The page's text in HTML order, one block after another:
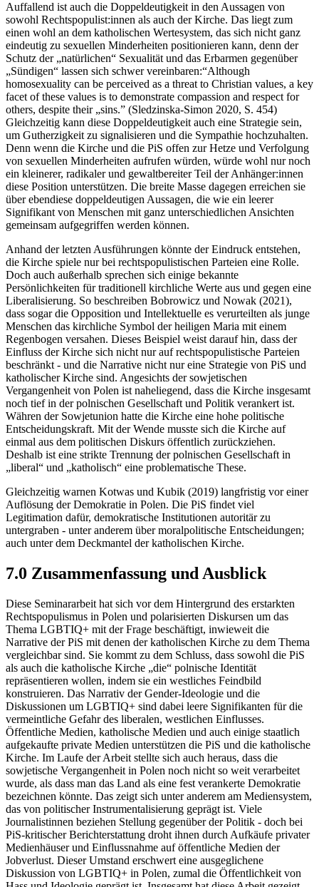
Auffallend ist auch die Doppeldeutigkeit in den Aussagen von
sowohl Rechtspopulist:innen als auch der Kirche. Das liegt zum
einen wohl an dem katholischen Wertesystem, das sich nicht ganz
eindeutig zu sexuellen Minderheiten positionieren kann, denn der
Schutz der „natürlichen“ Sexualität und das Erbarmen gegenüber
„Sündigen“ lassen sich schwer vereinbaren:“Although
homosexuality can be perceived as a threat to Christian values, a key
facet of these values is to demonstrate compassion and respect for
others, despite their „sins.” (Sledzinska-Simon 2020, S. 454)
Gleichzeitig kann diese Doppeldeutigkeit auch eine Strategie sein,
um Gutherzigkeit zu signalisieren und die Sympathie hochzuhalten.
Denn wenn die Kirche und die PiS offen zur Hetze und Verfolgung
von sexuellen Minderheiten aufrufen würden, würde wohl nur noch
ein kleinerer, radikaler und gewaltbereiter Teil der Anhänger:innen
diese Position unterstützen. Die breite Masse dagegen erreichen sie
über ebendiese doppeldeutigen Aussagen, die wie ein leerer
Signifikant von Menschen mit ganz unterschiedlichen Ansichten
gemeinsam aufgegriffen werden können.
Anhand der letzten Ausführungen könnte der Eindruck entstehen,
die Kirche spiele nur bei rechtspopulistischen Parteien eine Rolle.
Doch auch außerhalb sprechen sich einige bekannte
Persönlichkeiten für traditionell kirchliche Werte aus und gegen eine
Liberalisierung. So beschreiben Bobrowicz und Nowak (2021),
dass sogar die Opposition und Intellektuelle es verurteilten als junge
Menschen das kirchliche Symbol der heiligen Maria mit einem
Regenbogen versahen. Dieses Beispiel weist darauf hin, dass der
Einfluss der Kirche sich nicht nur auf rechtspopulistische Parteien
beschränkt - und die Narrative nicht nur eine Strategie von PiS und
katholischer Kirche sind. Angesichts der sowjetischen
Vergangenheit von Polen ist naheliegend, dass die Kirche insgesamt
noch tief in der polnischen Gesellschaft und Politik verankert ist.
Währen der Sowjetunion hatte die Kirche eine hohe politische
Entscheidungskraft. Mit der Wende musste sich die Kirche auf
einmal aus dem politischen Diskurs öffentlich zurückziehen.
Deshalb ist eine strikte Trennung der polnischen Gesellschaft in
„liberal“ und „katholisch“ eine problematische These.
Gleichzeitig warnen Kotwas und Kubik (2019) langfristig vor einer
Auflösung der Demokratie in Polen. Die PiS findet viel
Legitimation dafür, demokratische Institutionen autoritär zu
untergraben - unter anderem über moralpolitische Entscheidungen;
auch unter dem Deckmantel der katholischen Kirche.
7.0 Zusammenfassung und Ausblick
Diese Seminararbeit hat sich vor dem Hintergrund des erstarkten
Rechtspopulismus in Polen und polarisierten Diskursen um das
Thema LGBTIQ+ mit der Frage beschäftigt, inwieweit die
Narrative der PiS mit denen der katholischen Kirche zu dem Thema
vergleichbar sind. Sie kommt zu dem Schluss, dass sowohl die PiS
als auch die katholische Kirche „die“ polnische Identität
repräsentieren wollen, indem sie ein westliches Feindbild
konstruieren. Das Narrativ der Gender-Ideologie und die
Diskussionen um LGBTIQ+ sind dabei leere Signifikanten für die
vermeintliche Gefahr des liberalen, westlichen Einflusses.
Öffentliche Medien, katholische Medien und auch einige staatlich
aufgekaufte private Medien unterstützen die PiS und die katholische
Kirche. Im Laufe der Arbeit stellte sich auch heraus, dass die
sowjetische Vergangenheit in Polen noch nicht so weit verarbeitet
wurde, als dass man das Land als eine fest verankerte Demokratie
bezeichnen könnte. Das zeigt sich unter anderem am Mediensystem,
das von politischer Instrumentalisierung geprägt ist. Viele
Journalistinnen beziehen Stellung gegenüber der Politik - doch bei
PiS-kritischer Berichterstattung droht ihnen durch Aufkäufe privater
Medienhäuser und Einflussnahme auf öffentliche Medien der
Jobverlust. Dieser Umstand erschwert eine ausgeglichene
Diskussion von LGBTIQ+ in Polen, zumal die Öffentlichkeit von